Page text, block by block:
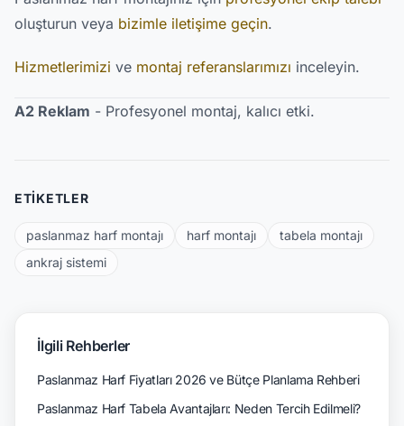
oluşturun veya bizimle iletişime geçin.
Hizmetlerimizi ve montaj referanslarımızı inceleyin.
A2 Reklam - Profesyonel montaj, kalıcı etki.
ETIKETLER
paslanmaz harf montajı harf montajı
tabela montajı
ankraj sistemi
İlgili Rehberler
Paslanmaz Harf Fiyatları 2026 ve Bütçe Planlama Rehberi
Paslanmaz Harf Tabela Avantajları: Neden Tercih Edilmeli?